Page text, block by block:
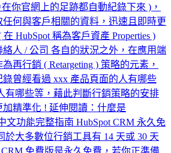
你官網上的足跡都自動紀錄下來 )，
何與客戶相關的資料，迅速且即時更
HubSpot 稱為客戶資產 Properties )
人 / 公司 各自的狀況之外，在應用端
再行銷 ( Retargeting ) 策略的元素，
錄曾經看過 xxx 產品頁面的人有哪些
有哪些等，藉此判斷行銷策略的安排
精準化 ! 延伸閱讀：什麼是
文功能完整指南 HubSpot CRM 永久免
於大多數位行銷工具有 14 天或 30 天